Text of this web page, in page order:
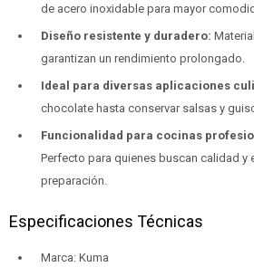
de acero inoxidable para mayor
Diseño resistente y duradero:
garantizan un rendimiento prolongado.
Ideal para diversas aplicaciones
chocolate hasta conservar salsas y
Funcionalidad para cocinas
Perfecto para quienes buscan calidad y
preparación.
Especificaciones Técnicas
Marca: Kuma